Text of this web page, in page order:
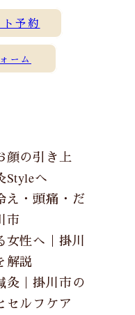
ト予約
ーム
顔の引き上
Styleへ
え・頭痛・だ
市
女性へ｜掛川
解説
灸｜掛川市の
セルフケア